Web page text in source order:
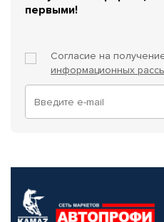
первыми!
Согласие на
информационных